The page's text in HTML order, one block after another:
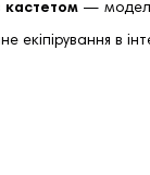
кастетом —
екіпірування в